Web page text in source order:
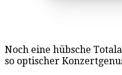
Noch eine hübsche
so optischer